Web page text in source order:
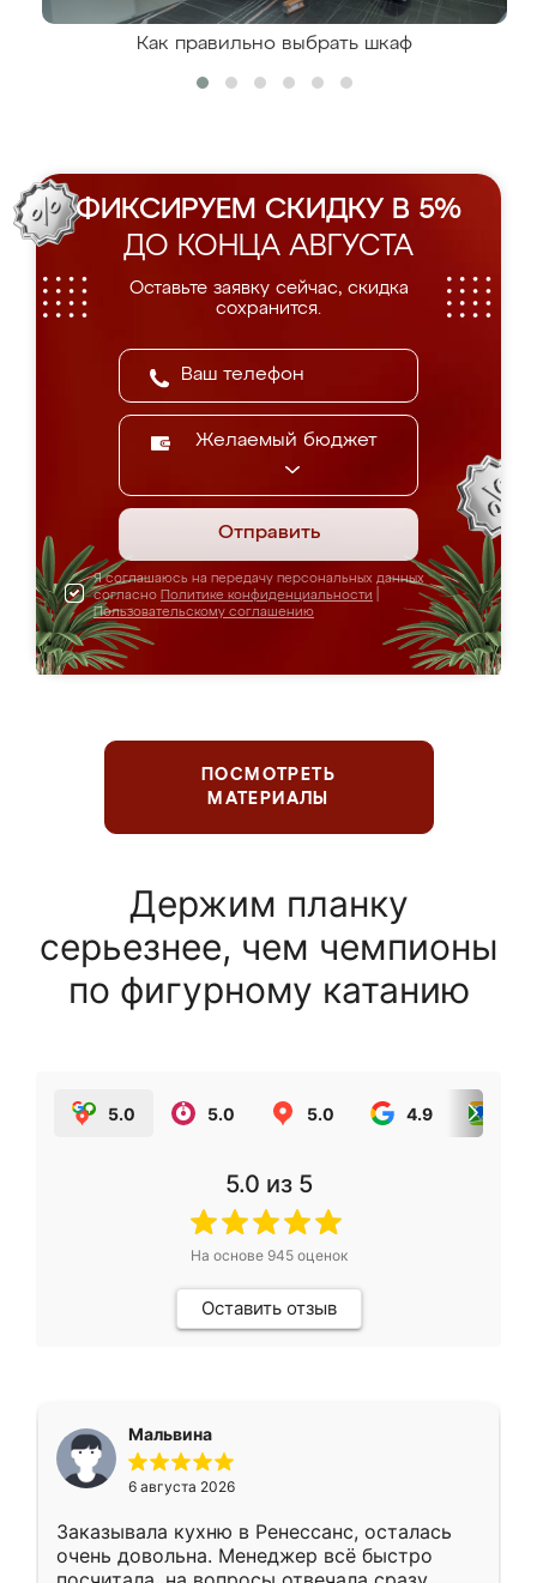
Как правильно выбрать шкаф
ФИКСИРУЕМ СКИДКУ В 5%
ДО КОНЦА АВГУСТА
Оставьте заявку сейчас, скидка
сохранится.
Желаемый бюджет
Отправить
Я соглашаюсь на передачу персональных данных
согласно Политике конфиденциальности
Пользовательскому соглашению
ПОСМОТРЕТЬ
МАТЕРИАЛЫ
Держим планку
серьезнее, чем чемпионы
по фигурному катанию
5.0 5.0 5.0 4.9
5.0 из 5
На основе 945оценок
Оставить отзыв
Мальвина
6 августа 2026
Заказывала кухню в Ренессанс, осталась
очень довольна. Менеджер всё быстро